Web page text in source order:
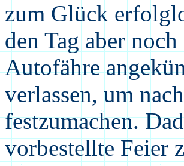
zum Glück
den Tag aber
Autofähre
verlassen, um
festzumachen.
vorbestellte Feier